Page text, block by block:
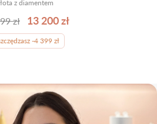
z diamentem
zł 13 200 zł
-4 399 zł